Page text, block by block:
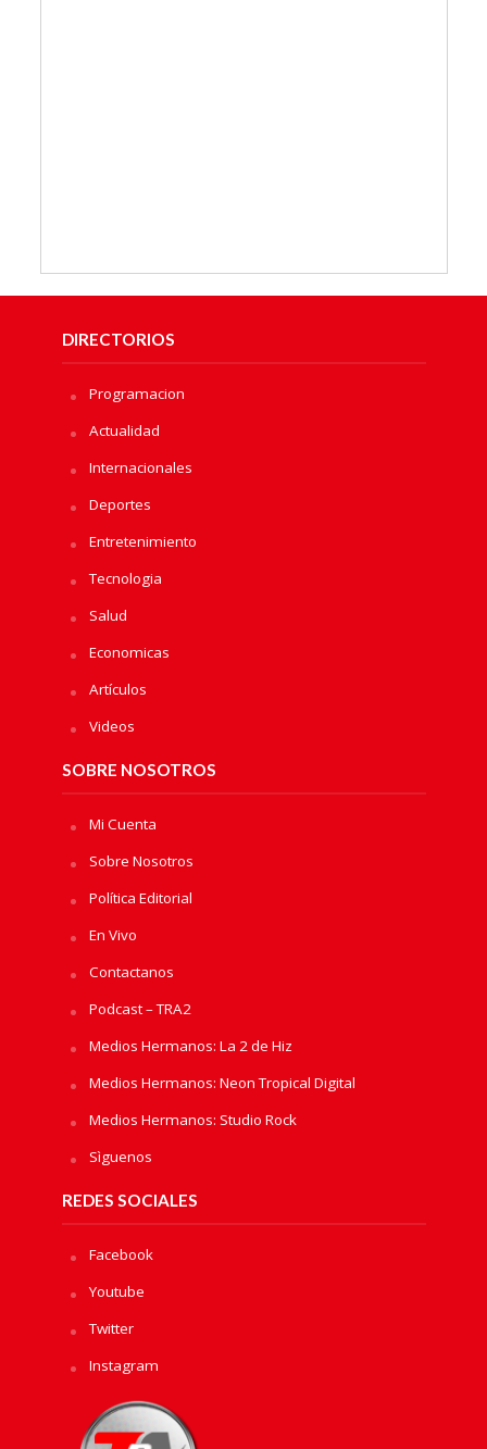
DIRECTORIOS
Programacion
Actualidad
Internacionales
Deportes
Entretenimiento
Tecnologia
Salud
Economicas
Artículos
Videos
SOBRE NOSOTROS
Mi Cuenta
Sobre Nosotros
Política Editorial
En Vivo
Contactanos
Podcast – TRA2
Medios Hermanos: La 2 de Hiz
Medios Hermanos: Neon Tropical Digital
Medios Hermanos: Studio Rock
Sìguenos
REDES SOCIALES
Facebook
Youtube
Twitter
Instagram